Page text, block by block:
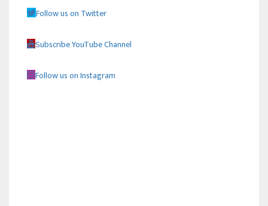
Follow us on Twitter
Subscribe YouTube Channel
Follow us on Instagram